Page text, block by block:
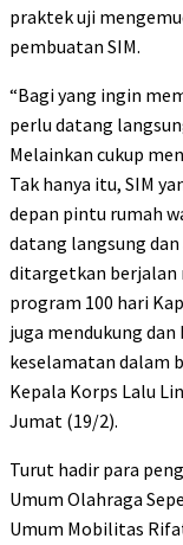
praktek uji
pembuatan SIM.
“Bagi yang ingin
perlu datang
Melainkan cukup
Tak hanya itu, SIM
depan pintu rumah
datang langsung
ditargetkan berjalan
program 100 hari
juga mendukung
keselamatan dalam
Kepala Korps Lalu
Jumat (19/2).
Turut hadir para
Umum Olahraga
Umum Mobilitas